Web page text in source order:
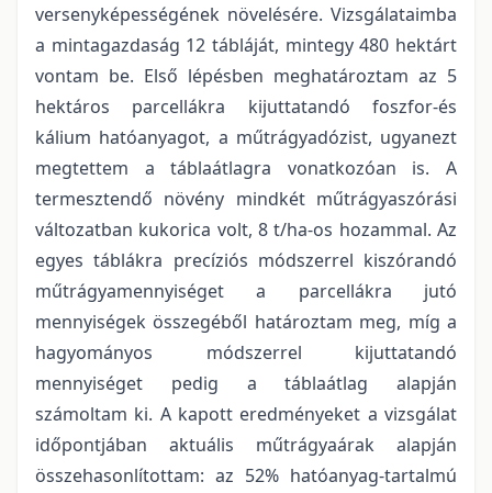
versenyképességének növelésére. Vizsgálataimba
a mintagazdaság 12 tábláját, mintegy 480 hektárt
vontam be. Első lépésben meghatároztam az 5
hektáros parcellákra kijuttatandó foszfor-és
kálium hatóanyagot, a műtrágyadózist, ugyanezt
megtettem a táblaátlagra vonatkozóan is. A
termesztendő növény mindkét műtrágyaszórási
változatban kukorica volt, 8 t/ha-os hozammal. Az
egyes táblákra precíziós módszerrel kiszórandó
műtrágyamennyiséget a parcellákra jutó
mennyiségek összegéből határoztam meg, míg a
hagyományos módszerrel kijuttatandó
mennyiséget pedig a táblaátlag alapján
számoltam ki. A kapott eredményeket a vizsgálat
időpontjában aktuális műtrágyaárak alapján
összehasonlítottam: az 52% hatóanyag-tartalmú